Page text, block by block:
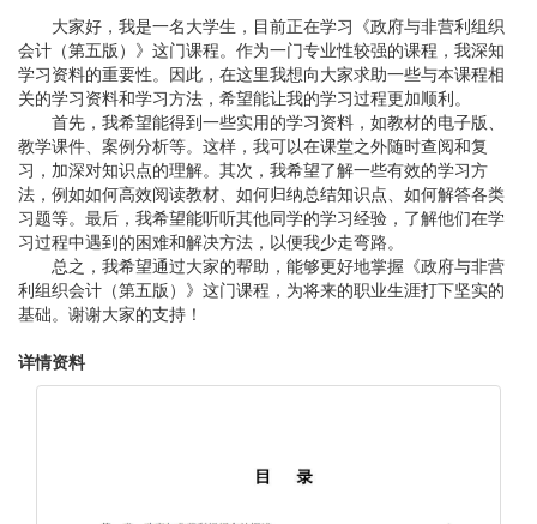
大家好，我是一名大学生，目前正在学习《政府与非营利组织
会计（第五版）》这门课程。作为一门专业性较强的课程，我深知
学习资料的重要性。因此，在这里我想向大家求助一些与本课程相
关的学习资料和学习方法，希望能让我的学习过程更加顺利。
首先，我希望能得到一些实用的学习资料，如教材的电子版、
教学课件、案例分析等。这样，我可以在课堂之外随时查阅和复
习，加深对知识点的理解。其次，我希望了解一些有效的学习方
法，例如如何高效阅读教材、如何归纳总结知识点、如何解答各类
习题等。最后，我希望能听听其他同学的学习经验，了解他们在学
习过程中遇到的困难和解决方法，以便我少走弯路。
总之，我希望通过大家的帮助，能够更好地掌握《政府与非营
利组织会计（第五版）》这门课程，为将来的职业生涯打下坚实的
基础。谢谢大家的支持！
详情资料